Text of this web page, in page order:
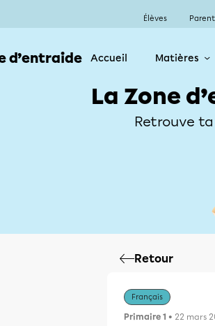
Élèves
d’entraide Accueil Matières
La Zone
Retrouve
Retour
Français
Primaire 1 • 22 mars